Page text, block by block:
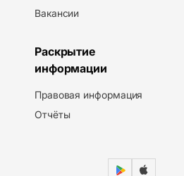
Вакансии
Раскрытие
информации
Правовая информация
Отчёты